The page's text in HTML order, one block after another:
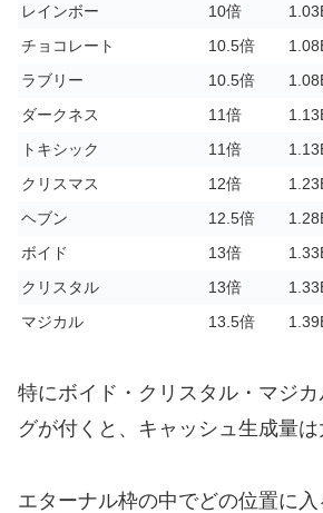
レインボー
10倍
チョコレート
10.5倍
ラブリー
10.5倍
ダークネス
11倍
トキシック
11倍
クリスマス
12倍
ヘブン
12.5倍
ボイド
13倍
クリスタル
13倍
マジカル
13.5倍
特にボイド・クリスタル・マジ
グが付くと、キャッシュ生成量は
エターナル枠の中でどの位置に